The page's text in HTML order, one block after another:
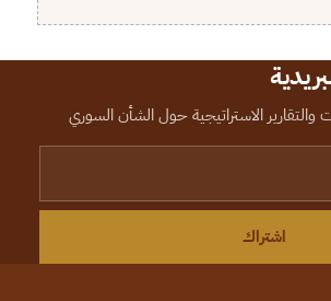
الاستراتيجية حول الشأن السوري
اشتراك